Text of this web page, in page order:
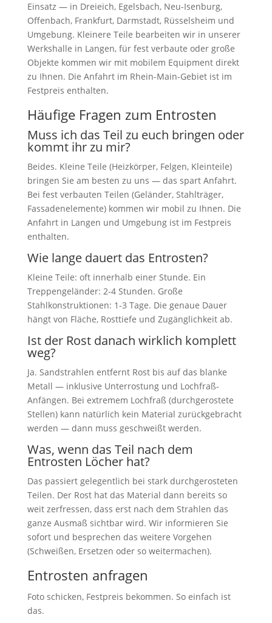
Einsatz — in Dreieich, Egelsbach, Neu-Isenburg,
Offenbach, Frankfurt, Darmstadt, Rüsselsheim und
Umgebung. Kleinere Teile bearbeiten wir in unserer
Werkshalle in Langen, für fest verbaute oder große
Objekte kommen wir mit mobilem Equipment direkt
zu Ihnen. Die Anfahrt im Rhein-Main-Gebiet ist im
Festpreis enthalten.
Häufige Fragen zum Entrosten
Muss ich das Teil zu euch bringen oder
kommt ihr zu mir?
Beides. Kleine Teile (Heizkörper, Felgen, Kleinteile)
bringen Sie am besten zu uns — das spart Anfahrt.
Bei fest verbauten Teilen (Geländer, Stahlträger,
Fassadenelemente) kommen wir mobil zu Ihnen. Die
Anfahrt in Langen und Umgebung ist im Festpreis
enthalten.
Wie lange dauert das Entrosten?
Kleine Teile: oft innerhalb einer Stunde. Ein
Treppengeländer: 2-4 Stunden. Große
Stahlkonstruktionen: 1-3 Tage. Die genaue Dauer
hängt von Fläche, Rosttiefe und Zugänglichkeit ab.
Ist der Rost danach wirklich komplett
weg?
Ja. Sandstrahlen entfernt Rost bis auf das blanke
Metall — inklusive Unterrostung und Lochfraß-
Anfängen. Bei extremem Lochfraß (durchgerostete
Stellen) kann natürlich kein Material zurückgebracht
werden — dann muss geschweißt werden.
Was, wenn das Teil nach dem
Entrosten Löcher hat?
Das passiert gelegentlich bei stark durchgerosteten
Teilen. Der Rost hat das Material dann bereits so
weit zerfressen, dass erst nach dem Strahlen das
ganze Ausmaß sichtbar wird. Wir informieren Sie
sofort und besprechen das weitere Vorgehen
(Schweißen, Ersetzen oder so weitermachen).
Entrosten anfragen
Foto schicken, Festpreis bekommen. So einfach ist
das.